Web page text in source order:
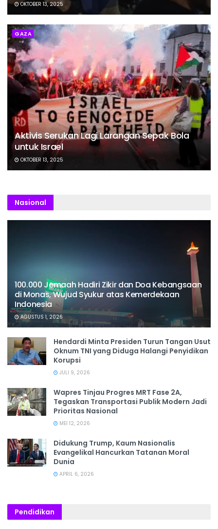
OKTOBER 13, 2025
GAZA
Aktivis Serukan Lagi Larangan Sepak Bola
untuk Israel
OKTOBER 13, 2025
Nasional
100.000 Jemaah Hadiri Zikir dan Doa Kebangsaan
di Monas, Wujud Syukur atas Kemerdekaan
Indonesia
AGUSTUS 1, 2026
Hendardi Minta Presiden Turun Tangan Usut
Oknum TNI yang Diduga Halangi Penyidikan
Korupsi
JULI 9, 2026
Wapres Tinjau Progres MRT Fase 2A,
Tegaskan Transportasi Publik Modern Jadi
Prioritas Nasional
MEI 12, 2026
Didukung Trump, Kaum Nasionalis
Evangelikal Hancurkan Tatanan Moral
Dunia
APRIL 6, 2026
Pendidikan